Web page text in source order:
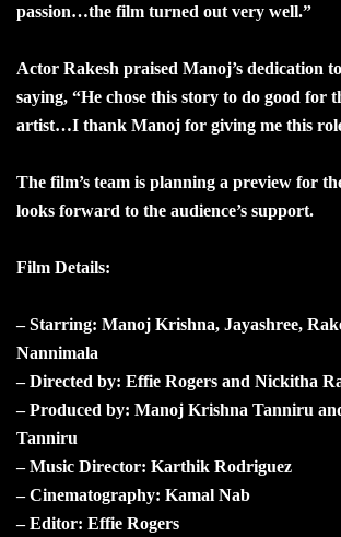
passion…the film turned out very well.”
Actor Rakesh praised Manoj’s dedication
saying, “He chose this story to do good for
artist…I thank Manoj for giving me this
The film’s team is planning a preview for
looks forward to the audience’s support.
Film Details:
– Starring: Manoj Krishna, Jayashree,
Nannimala
– Directed by: Effie Rogers and Nickitha
– Produced by: Manoj Krishna Tanniru
Tanniru
– Music Director: Karthik Rodriguez
– Cinematography: Kamal Nab
– Editor: Effie Rogers